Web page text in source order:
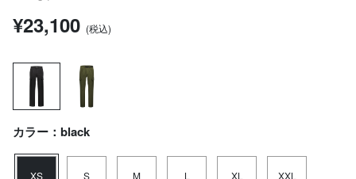
¥23,100 (税込)
カラー：black
XS S M L XL XXL